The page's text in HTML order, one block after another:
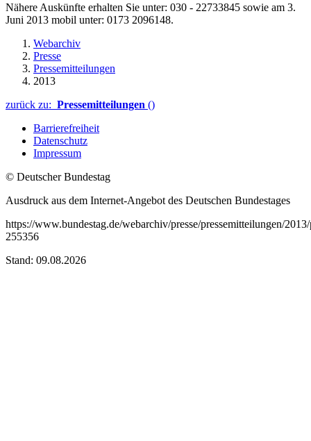
Nähere Auskünfte erhalten Sie unter: 030 - 22733845 sowie am 3.
Juni 2013 mobil unter: 0173 2096148.
Webarchiv
Presse
Pressemitteilungen
2013
zurück zu: Pressemitteilungen ()
Barrierefreiheit
Datenschutz
Impressum
© Deutscher Bundestag
Ausdruck aus dem Internet-Angebot des Deutschen Bundestages
https://www.bundestag.de/webarchiv/presse/pressemitteilungen/
255356
Stand: 09.08.2026